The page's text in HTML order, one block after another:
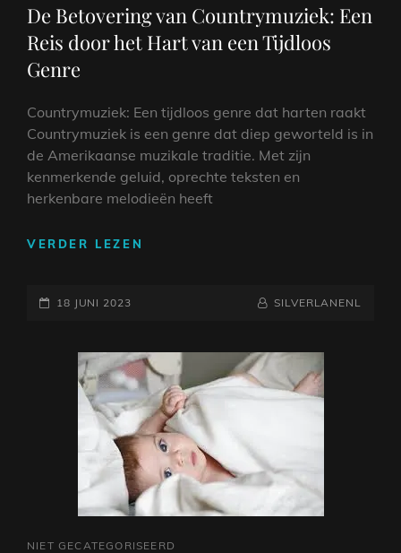
De Betovering van Countrymuziek: Een
Reis door het Hart van een Tijdloos
Genre
Countrymuziek: Een tijdloos genre dat harten raakt
Countrymuziek is een genre dat diep geworteld is in
de Amerikaanse muzikale traditie. Met zijn
kenmerkende geluid, oprechte teksten en
herkenbare melodieën heeft
VERDER LEZEN
COUNTRYMUZIEK:
DOOR
HET
HART
VAN
EEN
TIJDLOOS
GENRE
GEPLAATST
18 JUNI 2023 NAAMREGEL
BYLINE
SILVERLANENL
CAT
NIET GECATEGORISEERD